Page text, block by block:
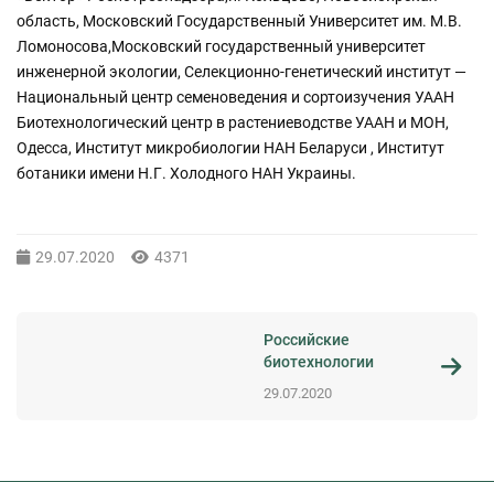
область, Московский Государственный Университет им. М.В.
Ломоносова,Московский государственный университет
инженерной экологии, Селекционно-генетический институт —
Национальный центр семеноведения и сортоизучения УААН
Биотехнологический центр в растениеводстве УААН и МОН,
Одесса, Институт микробиологии НАН Беларуси , Институт
ботаники имени Н.Г. Холодного НАН Украины.
29.07.2020 4371
Российские
биотехнологии
29.07.2020